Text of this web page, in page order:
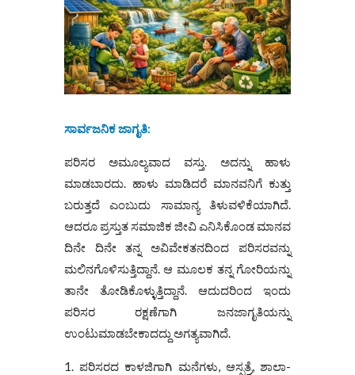
ಸಾರ್ವಜನಿಕ ಜಾಗೃತಿ:
ಪರಿಸರ ಅಮೂಲ್ಯವಾದ ವಸ್ತು. ಅದನ್ನು ಹಾಳು
ಮಾಡಬಾರದು. ಹಾಳು ಮಾಡಿದರೆ ಮಾನವನಿಗೆ ಕುತ್ತು
ಬರುತ್ತದೆ ಎಂಬುದು ಸಾಮಾನ್ಯ ತಿಳುವಳಿಕೆಯಾಗಿದೆ.
ಆದರೂ ಪ್ರಸ್ತುತ ಸಮಾಜಿಕ ಜೀವಿ ಎನಿಸಿಕೊಂಡ ಮಾನವ
ದಿನೇ ದಿನೇ ತನ್ನ ಅವಿವೇಕತನದಿಂದ ಪರಿಸರವನ್ನು
ಮಲಿನಗೊಳಿಸುತ್ತಿದ್ದಾನೆ. ಆ ಮೂಲಕ ತನ್ನ ಗೋರಿಯನ್ನು
ತಾನೇ ತೋಡಿಕೊಳ್ಳುತ್ತಿದ್ದಾನೆ. ಆದುದರಿಂದ ಇಂದು
ಪರಿಸರ ರಕ್ಷಣೆಗಾಗಿ ಜನಜಾಗೃತಿಯನ್ನು
ಉಂಟುಮಾಡಬೇಕಾದದ್ದು ಅಗತ್ಯವಾಗಿದೆ.
ಪರಿಸರದ ಕಾಳಜಿಗಾಗಿ ಮನೆಗಳು, ಆಸ್ಪತ್ರೆ, ಶಾಲಾ-